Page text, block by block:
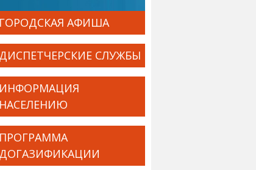
ГОРОДСКАЯ АФИША
ДИСПЕТЧЕРСКИЕ СЛУЖБЫ
ИНФОРМАЦИЯ
НАСЕЛЕНИЮ
ПРОГРАММА
ДОГАЗИФИКАЦИИ